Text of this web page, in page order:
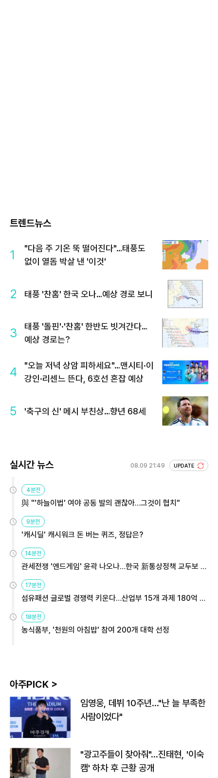
트렌드뉴스
1
"다음 주 기온 뚝 떨어진다"…태풍도
없이 열돔 박살 낸 '이것'
2 태풍 '찬홈' 한국 오나…예상 경로 보니
3
태풍 '돌핀'·'찬홈' 한반도 빗겨간다…
예상 경로는?
4
"오늘 저녁 상암 피하세요"…맨시티·이
강인·리센느 뜬다, 6호선 혼잡 예상
5 '축구의 신' 메시 부친상…향년 68세
실시간 뉴스 08.09 21:49 UPDATE
4분전
與 "'하늘이법' 여야 공동 발의 괜찮아…그것이 협치"
9분전
'캐시딜' 캐시워크 돈 버는 퀴즈, 정답은?
14분전
관세전쟁 '엔드게임' 윤곽 나오나…한국 新통상정책 교두보 활
용해야
17분전
섬유패션 글로벌 경쟁력 키운다…산업부 15개 과제 180억 지
원
18분전
농식품부, '천원의 아침밥' 참여 200개 대학 선정
아주PICK >
임영웅, 데뷔 10주년…"난 늘 부족한
사람이었다"
"광고주들이 찾아줘"…진태현, '이숙
캠' 하차 후 근황 공개